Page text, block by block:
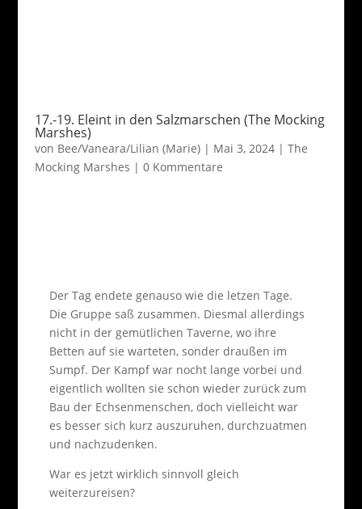
17.-19. Eleint in den Salzmarschen (The Mocking
Marshes)
von Bee/Vaneara/Lilian (Marie)| Mai 3, 2024| The
Mocking Marshes | 0 Kommentare
Der Tag endete genauso wie die letzen Tage.
Die Gruppe saß zusammen. Diesmal allerdings
nicht in der gemütlichen Taverne, wo ihre
Betten auf sie warteten, sonder draußen im
Sumpf. Der Kampf war nocht lange vorbei und
eigentlich wollten sie schon wieder zurück zum
Bau der Echsenmenschen, doch vielleicht war
es besser sich kurz auszuruhen, durchzuatmen
und nachzudenken.
War es jetzt wirklich sinnvoll gleich
weiterzureisen?